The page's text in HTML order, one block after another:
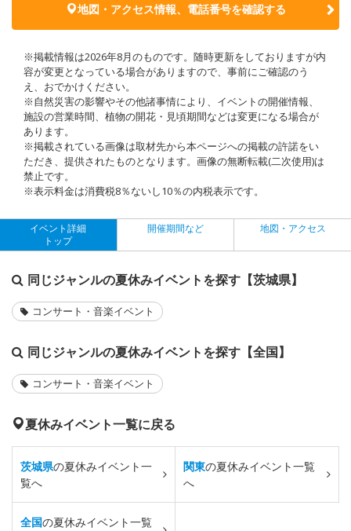
地図・アクセス情報、電話番号を確認する
※掲載情報は2026年8月のものです。随時更新をしておりますが内
容が変更となっている場合がありますので、事前にご確認のう
え、おでかけください。
※自然災害の影響やその他諸事情により、イベントの開催情報、
施設の営業時間、植物の開花・見頃期間などは変更になる場合が
あります。
※掲載されている画像は取材先から本ページへの掲載の許諾をい
ただき、提供されたものとなります。画像の無断転載(二次使用)は
禁止です。
※表示料金は消費税8％ないし10％の内税表示です。
イベント詳細
トップ
開催期間など 地図・アクセス
同じジャンルの夏休みイベントを探す【茨城県】
コンサート・音楽イベント
同じジャンルの夏休みイベントを探す【全国】
コンサート・音楽イベント
夏休みイベント一覧に戻る
茨城県の夏休みイベント一
覧へ
関東の夏休みイベント一覧
へ
全国の夏休みイベント一覧